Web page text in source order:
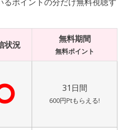
状況
無料期間
無料ポイント
31日間
600円Ptもらえる!